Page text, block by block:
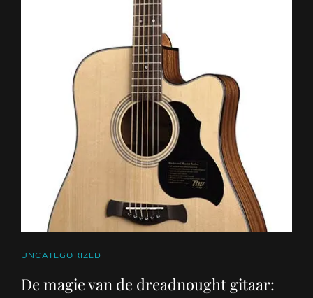
CAT
UNCATEGORIZED
De magie van de dreadnought gitaar: